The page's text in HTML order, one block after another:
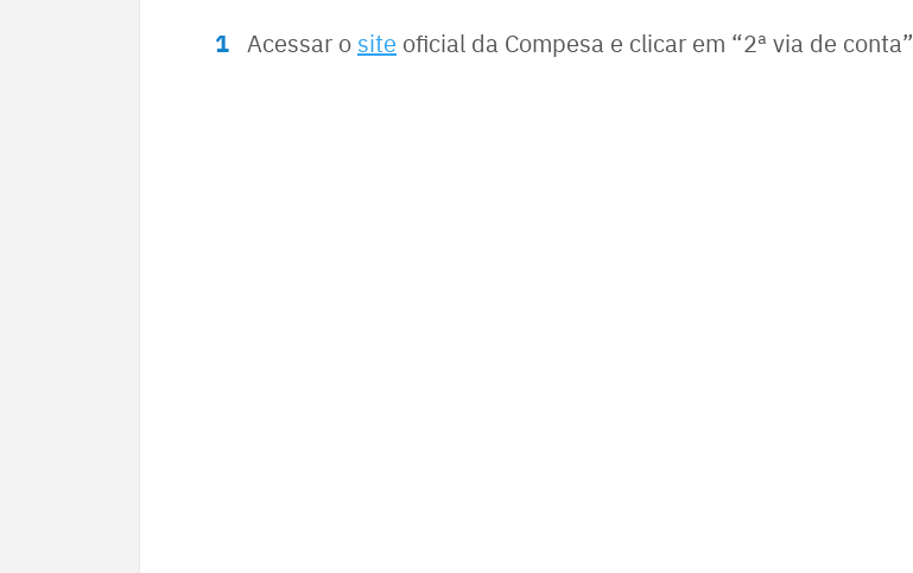
Acessar o site oficial da Compesa e clicar em “2ª via de conta”